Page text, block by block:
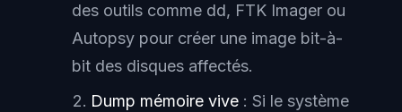
des outils comme dd, FTK Imager ou
Autopsy pour créer une image bit-à-
bit des disques affectés.
Dump mémoire vive : Si le système